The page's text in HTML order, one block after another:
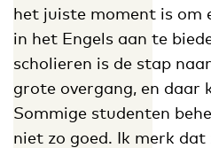
het juiste moment is om
in het Engels aan te
scholieren is de stap
grote overgang, en daar
Sommige studenten
niet zo goed. Ik merk dat